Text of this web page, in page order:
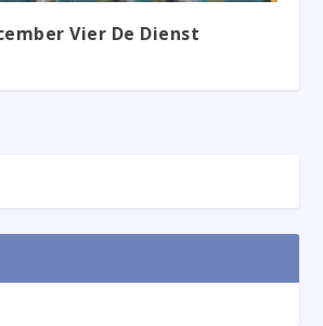
Vier De Dienst